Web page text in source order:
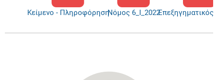
Κείμενο - ΠληροφόρησηΝόμος 6_Ι_2022Επεξηγηματικός